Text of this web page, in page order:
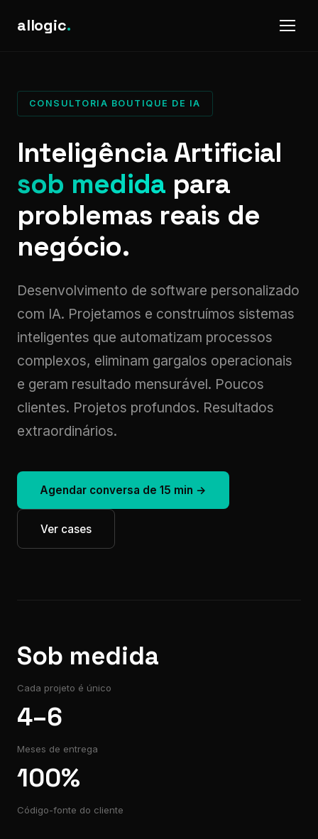
allogic.
CONSULTORIA BOUTIQUE DE IA
Inteligência Artificial
sob medida para
problemas reais de
negócio.
Desenvolvimento de software personalizado
com IA. Projetamos e construímos sistemas
inteligentes que automatizam processos
complexos, eliminam gargalos operacionais
e geram resultado mensurável. Poucos
clientes. Projetos profundos. Resultados
extraordinários.
Agendar conversa de 15 min →
Ver cases
Sob medida
Cada projeto é único
4–6
Meses de entrega
100%
Código-fonte do cliente